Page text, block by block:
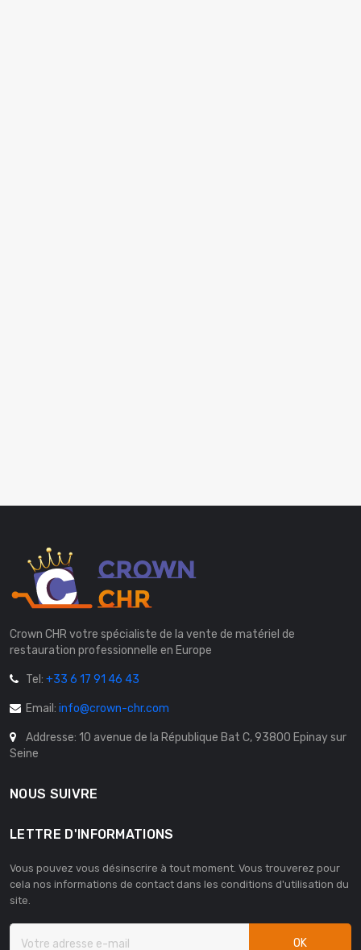
Crown CHR votre spécialiste de la vente de matériel de
restauration professionnelle en Europe
Tel: +33 6 17 91 46 43
Email: info@crown-chr.com
Addresse: 10 avenue de la République Bat C, 93800 Epinay sur
Seine
NOUS SUIVRE
LETTRE D'INFORMATIONS
Vous pouvez vous désinscrire à tout moment. Vous trouverez pour
cela nos informations de contact dans les conditions d'utilisation du
site.
OK